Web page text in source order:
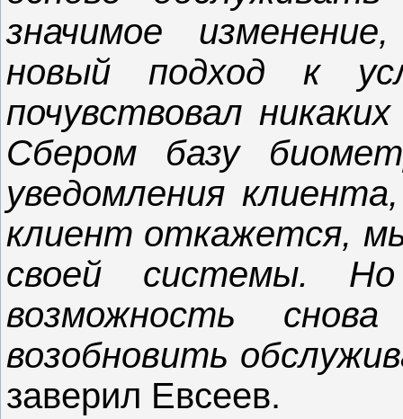
значимое
новый подход к
почувствовал
Сбером базу
уведомления
клиент откажется,
своей системы.
возможность
возобновить
заверил Евсеев.